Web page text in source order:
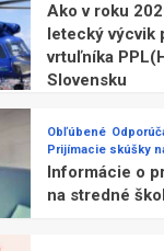
Ako v roku
letecký výcvik
vrtuľníka
Slovensku
Obľúbené
Prijímacie skúšky
Informácie o
na stredné